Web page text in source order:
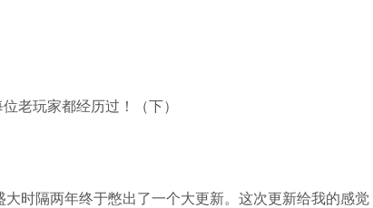
玩家都经历过！（下）
时隔两年终于憋出了一个大更新。这次更新给我的感觉